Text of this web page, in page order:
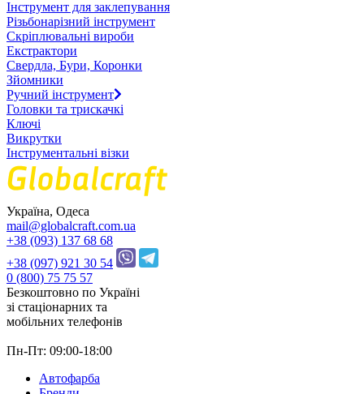
Інструмент для заклепування
Різьбонарізний інструмент
Скріплювальні вироби
Екстрактори
Свердла, Бури, Коронки
Зйомники
Ручний інструмент
Головки та трискачкі
Ключі
Викрутки
Інструментальні візки
Україна, Одеса
mail@globalcraft.com.ua
+38 (093) 137 68 68
+38 (097) 921 30 54
0 (800) 75 75 57
Безкоштовно по Україні
зі стацiонарних та
мобільних телефонів
Пн-Пт: 09:00-18:00
Автофарба